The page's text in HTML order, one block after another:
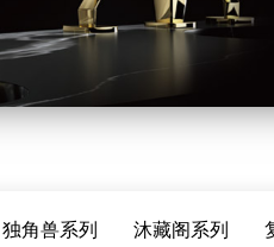
独角兽系列 沐藏阁系列